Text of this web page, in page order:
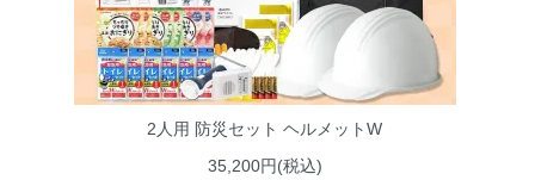
2人用 防災セット ヘルメットW
35,200円(税込)